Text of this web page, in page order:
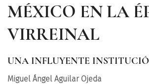
MÉXICO EN LA
VIRREINAL
UNA INFLUYENTE
Miguel Ángel Aguilar Ojeda